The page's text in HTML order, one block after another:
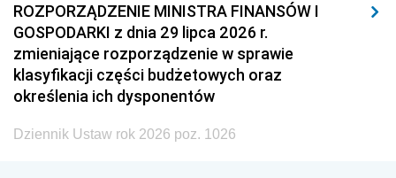
ROZPORZĄDZENIE MINISTRA FINANSÓW I
GOSPODARKI z dnia 29 lipca 2026 r.
zmieniające rozporządzenie w sprawie
klasyfikacji części budżetowych oraz
określenia ich dysponentów
Dziennik Ustaw rok 2026 poz. 1026